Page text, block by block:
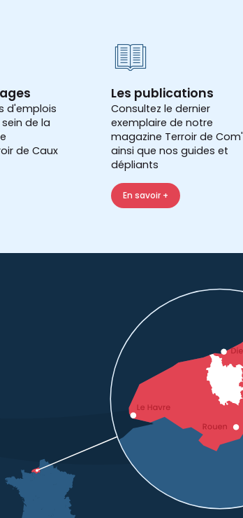
d'emplois
de la
de Caux
Les publications
Consultez le dernier
exemplaire de notre
magazine Terroir de Com'
ainsi que nos guides et
dépliants
En savoir +